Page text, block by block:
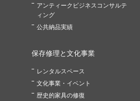
アンティークビジネスコンサルテ
ィング
公共納品実績
保存修理と文化事業
レンタルスペース
文化事業・イベント
歴史的家具の修復